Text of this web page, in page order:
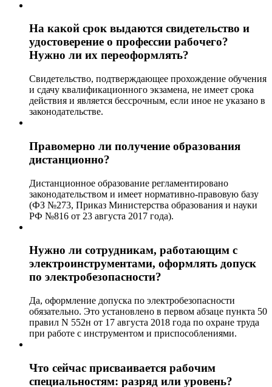
На какой срок выдаются свидетельство и
удостоверение о профессии рабочего?
Нужно ли их переоформлять?
Свидетельство, подтверждающее прохождение обучения
и сдачу квалификационного экзамена, не имеет срока
действия и является бессрочным, если иное не указано в
законодательстве.
Правомерно ли получение образования
дистанционно?
Дистанционное образование регламентировано
законодательством и имеет нормативно-правовую базу
(ФЗ №273, Приказ Министерства образования и науки
РФ №816 от 23 августа 2017 года).
Нужно ли сотрудникам, работающим с
электроинструментами, оформлять допуск
по электробезопасности?
Да, оформление допуска по электробезопасности
обязательно. Это установлено в первом абзаце пункта 50
правил N 552н от 17 августа 2018 года по охране труда
при работе с инструментом и приспособлениями.
Что сейчас присваивается рабочим
специальностям: разряд или уровень?